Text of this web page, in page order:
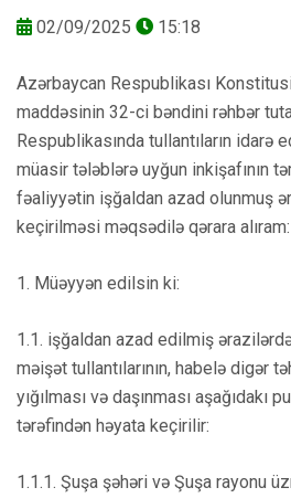
02/09/2025 15:18
Azərbaycan Respublikası
maddəsinin 32-ci bəndini rəhbər
Respublikasında tullantıların idarə
müasir tələblərə uyğun inkişafının
fəaliyyətin işğaldan azad olunmuş
keçirilməsi məqsədilə qərara alıram:
1. Müəyyən edilsin ki:
1.1. işğaldan azad edilmiş
məişət tullantılarının, habelə digər
yığılması və daşınması aşağıdakı
tərəfindən həyata keçirilir:
1.1.1. Şuşa şəhəri və Şuşa rayonu